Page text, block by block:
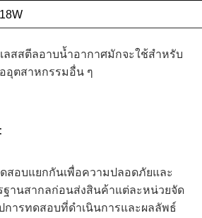
ลสสตีลอาบน้ำอากาศมักจะใช้สำหรับ
อุตสาหกรรมอื่น ๆ
อบแยกกันเพื่อความปลอดภัยและ
านสากลก่อนส่งสินค้าแต่ละหน่วยจัด
การทดสอบที่ดำเนินการและผลลัพธ์